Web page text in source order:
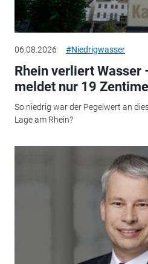
06.08.2026 #Niedrigwasser
Rhein verliert Wasser
meldet nur 19
So niedrig war der Pegelwert an
Lage am Rhein?